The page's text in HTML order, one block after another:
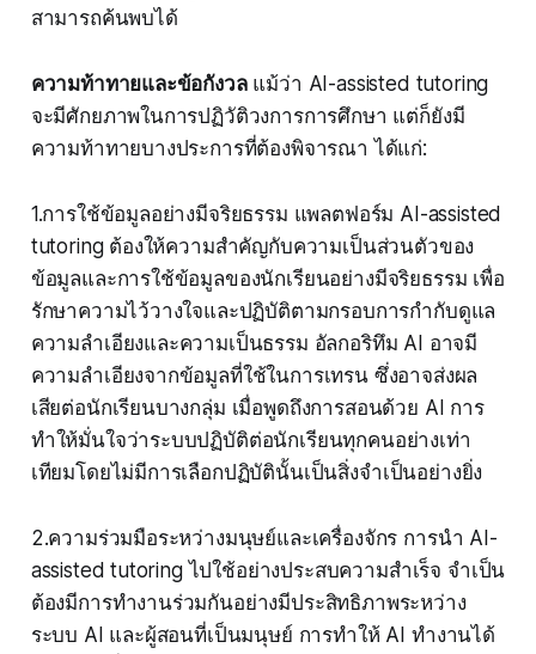
สามารถค้นพบได้
ความท้าทายและข้อกังวลแม้ว่า AI-assisted tutoring
จะมีศักยภาพในการปฏิวัติวงการการศึกษา แต่ก็ยังมี
ความท้าทายบางประการที่ต้องพิจารณา ได้แก่:
1.การใช้ข้อมูลอย่างมีจริยธรรม แพลตฟอร์ม AI-assisted
tutoring ต้องให้ความสำคัญกับความเป็นส่วนตัวของ
ข้อมูลและการใช้ข้อมูลของนักเรียนอย่างมีจริยธรรม เพื่อ
รักษาความไว้วางใจและปฏิบัติตามกรอบการกำกับดูแล
ความลำเอียงและความเป็นธรรม อัลกอริทึม AI อาจมี
ความลำเอียงจากข้อมูลที่ใช้ในการเทรน ซึ่งอาจส่งผล
เสียต่อนักเรียนบางกลุ่ม เมื่อพูดถึงการสอนด้วย AI การ
ทำให้มั่นใจว่าระบบปฏิบัติต่อนักเรียนทุกคนอย่างเท่า
เทียมโดยไม่มีการเลือกปฏิบัตินั้นเป็นสิ่งจำเป็นอย่างยิ่ง
2.ความร่วมมือระหว่างมนุษย์และเครื่องจักร การนำ AI-
assisted tutoring ไปใช้อย่างประสบความสำเร็จ จำเป็น
ต้องมีการทำงานร่วมกันอย่างมีประสิทธิภาพระหว่าง
ระบบ AI และผู้สอนที่เป็นมนุษย์ การทำให้ AI ทำงานได้